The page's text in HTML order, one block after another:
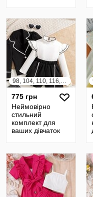
98, 104, 110, 116, 122, 128
775 грн
Неймовірно
стильний
комплект для
ваших дівчаток